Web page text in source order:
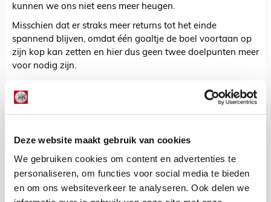
Deze website maakt gebruik van cookies
We gebruiken cookies om content en advertenties te
personaliseren, om functies voor social media te bieden
en om ons websiteverkeer te analyseren. Ook delen we
kunnen we ons niet eens meer heugen.
Misschien dat er straks meer returns tot het einde
spannend blijven, omdat één goaltje de boel voortaan op
zijn kop kan zetten en hier dus geen twee doelpunten meer
voor nodig zijn.
Bekijk alle berichten van De Redactie